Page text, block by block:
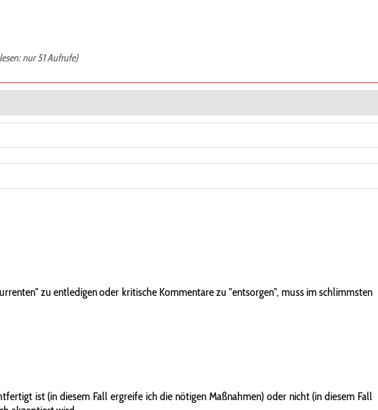
nur 51 Aufrufe)
zu entledigen oder kritische Kommentare zu "entsorgen", muss im schlimmsten
ist (in diesem Fall ergreife ich die nötigen Maßnahmen) oder nicht (in diesem Fall